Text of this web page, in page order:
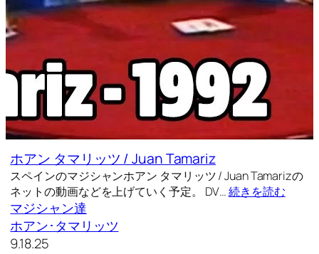
ホアン タマリッツ / Juan Tamariz
スペインのマジシャンホアン タマリッツ / Juan Tamarizの
ネットの動画などを上げていく予定。 DV…続きを読む
マジシャン達
ホアン･タマリッツ
9.18.25